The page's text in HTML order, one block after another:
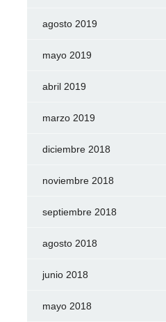
agosto 2019
mayo 2019
abril 2019
marzo 2019
diciembre 2018
noviembre 2018
septiembre 2018
agosto 2018
junio 2018
mayo 2018